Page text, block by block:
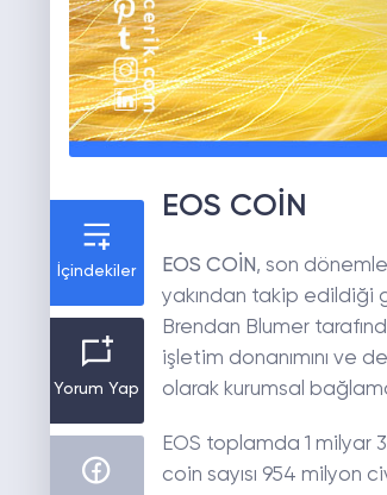
İçindekiler
Yorum Yap
EOS COİN
EOS COİN, son
yakından takip edildiği
Brendan Blumer
işletim donanımını ve
olarak kurumsal
EOS toplamda 1 milyar
coin sayısı 954 milyon